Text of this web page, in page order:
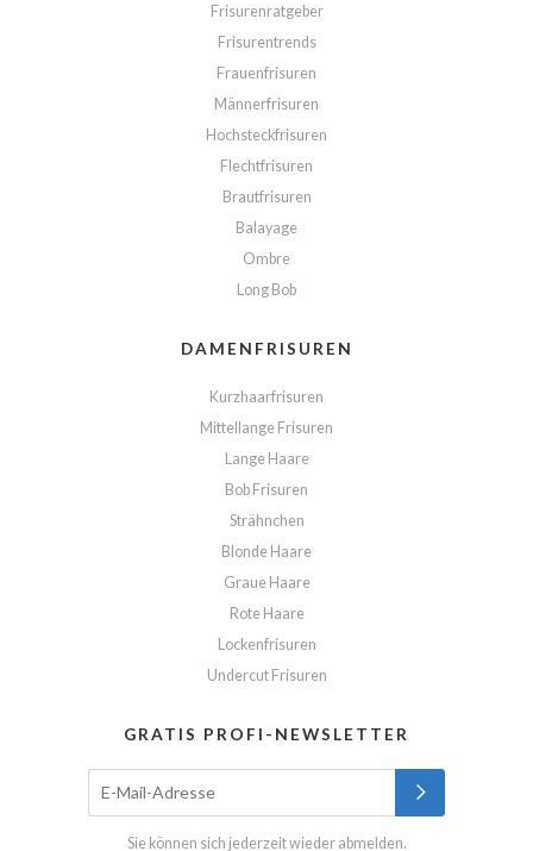
Frisurenratgeber
Frisurentrends
Frauenfrisuren
Männerfrisuren
Hochsteckfrisuren
Flechtfrisuren
Brautfrisuren
Balayage
Ombre
Long Bob
DAMENFRISUREN
Kurzhaarfrisuren
Mittellange Frisuren
Lange Haare
Bob Frisuren
Strähnchen
Blonde Haare
Graue Haare
Rote Haare
Lockenfrisuren
Undercut Frisuren
GRATIS PROFI-NEWSLETTER
Sie können sich jederzeit wieder abmelden.